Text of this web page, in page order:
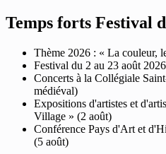
Temps forts Festival
Thème 2026 : « La couleur,
Festival du 2 au 23 août
Concerts à la Collégiale
médiéval)
Expositions d'artistes et
Village » (2 août)
Conférence Pays d'Art et
(5 août)